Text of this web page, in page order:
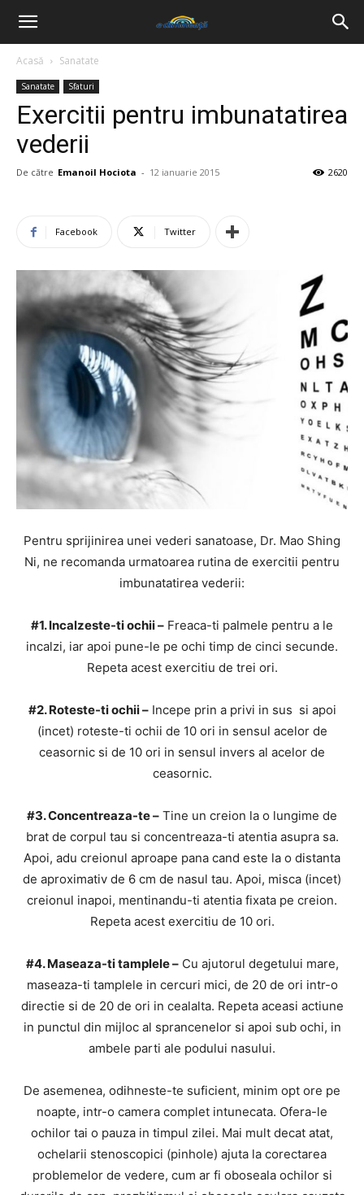
Acasă Sanatate
Sanatate Sfaturi
Exercitii pentru imbunatatirea
vederii
De către Emanoil Hociota - 12 ianuarie 2015 2620
Facebook Twitter
Pentru sprijinirea unei vederi sanatoase, Dr. Mao Shing
Ni, ne recomanda urmatoarea rutina de exercitii pentru
imbunatatirea vederii:
#1. Incalzeste-ti ochii – Freaca-ti palmele pentru a le
incalzi, iar apoi pune-le pe ochi timp de cinci secunde.
Repeta acest exercitiu de trei ori.
#2. Roteste-ti ochii –Incepe prin a privi in sus si apoi
(incet) roteste-ti ochii de 10 ori in sensul acelor de
ceasornic si de 10 ori in sensul invers al acelor de
ceasornic.
#3. Concentreaza-te – Tine un creion la o lungime de
brat de corpul tau si concentreaza-ti atentia asupra sa.
Apoi, adu creionul aproape pana cand este la o distanta
de aproximativ de 6 cm de nasul tau. Apoi, misca (incet)
creionul inapoi, mentinandu-ti atentia fixata pe creion.
Repeta acest exercitiu de 10 ori.
#4. Maseaza-ti tamplele –Cu ajutorul degetului mare,
maseaza-ti tamplele in cercuri mici, de 20 de ori intr-o
directie si de 20 de ori in cealalta. Repeta aceasi actiune
in punctul din mijloc al sprancenelor si apoi sub ochi, in
ambele parti ale podului nasului.
De asemenea, odihneste-te suficient, minim opt ore pe
noapte, intr-o camera complet intunecata. Ofera-le
ochilor tai o pauza in timpul zilei. Mai mult decat atat,
ochelarii stenoscopici (pinhole) ajuta la corectarea
problemelor de vedere, cum ar fi oboseala ochilor si